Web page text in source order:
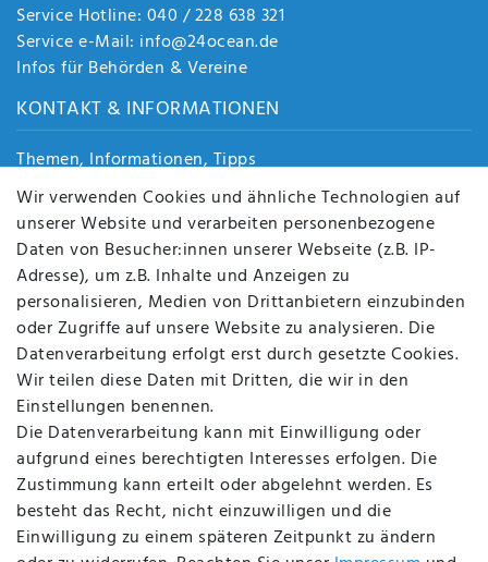
Service Hotline: 040 / 228 638 321
Service e-Mail: info@24ocean.de
Infos für Behörden & Vereine
KONTAKT & INFORMATIONEN
Themen, Informationen, Tipps
Jobs
Über uns
Kontakt
Datenschutz
AGB
FAQ
Batterieentsorgung
Altölverordnung
Impressum
BEQUEM UND SICHER BEZAHLEN MIT
Wir verwenden Cookies und ähnliche Technologien auf
unserer Website und verarbeiten personenbezogene
Daten von Besucher:innen unserer Webseite (z.B. IP-
Adresse), um z.B. Inhalte und Anzeigen zu
personalisieren, Medien von Drittanbietern einzubinden
oder Zugriffe auf unsere Website zu analysieren. Die
Datenverarbeitung erfolgt erst durch gesetzte Cookies.
Wir teilen diese Daten mit Dritten, die wir in den
Einstellungen benennen.
Die Datenverarbeitung kann mit Einwilligung oder
aufgrund eines berechtigten Interesses erfolgen. Die
Zustimmung kann erteilt oder abgelehnt werden. Es
besteht das Recht, nicht einzuwilligen und die
Einwilligung zu einem späteren Zeitpunkt zu ändern